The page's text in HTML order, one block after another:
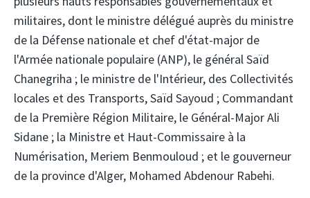
militaires, dont le ministre délégué auprès du ministre
de la Défense nationale et chef d'état-major de
l'Armée nationale populaire (ANP), le général Saïd
Chanegriha ; le ministre de l'Intérieur, des Collectivités
locales et des Transports, Saïd Sayoud ; Commandant
de la Première Région Militaire, le Général-Major Ali
Sidane ; la Ministre et Haut-Commissaire à la
Numérisation, Meriem Benmouloud ; et le gouverneur
de la province d'Alger, Mohamed Abdenour Rabehi.